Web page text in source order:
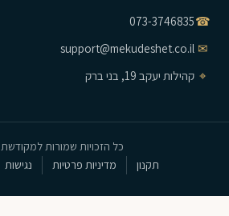
☎
073-3746835
✉
support@mekudeshet.co.il
⌖ קהילות יעקב 19, בני ברק
כל הזכויות שמורות למקודשת 2026
תקנון
מדיניות פרטיות נגישות